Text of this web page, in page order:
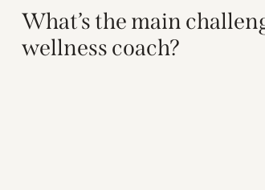
What’s the main
wellness coach?